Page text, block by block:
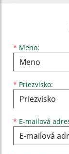
* Meno:
Meno
* Priezvisko:
Priezvisko
* E-mailová
E-mailová